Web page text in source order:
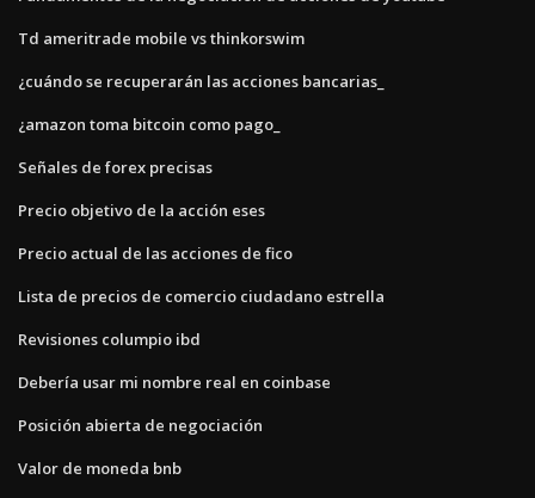
Td ameritrade mobile vs thinkorswim
¿cuándo se recuperarán las acciones bancarias_
¿amazon toma bitcoin como pago_
Señales de forex precisas
Precio objetivo de la acción eses
Precio actual de las acciones de fico
Lista de precios de comercio ciudadano estrella
Revisiones columpio ibd
Debería usar mi nombre real en coinbase
Posición abierta de negociación
Valor de moneda bnb